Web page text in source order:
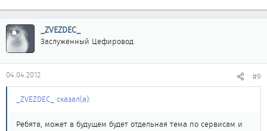
_ZVEZDEC_
Заслуженный Цефировод
04.04.2012 #9
_ZVEZDEC_ сказал(а):
Ребята, может в будущем будет отдельная тема по сервисам и